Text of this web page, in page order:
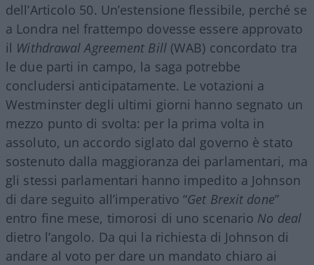
dell’Articolo 50. Un’estensione flessibile, perché se
a Londra nel frattempo dovesse essere approvato
il Withdrawal Agreement Bill(WAB) concordato tra
le due parti in campo, la saga potrebbe
concludersi anticipatamente. Le votazioni a
Westminster degli ultimi giorni hanno segnato un
mezzo punto di svolta: per la prima volta in
assoluto, un accordo siglato dal governo è stato
sostenuto dalla maggioranza dei parlamentari, ma
gli stessi parlamentari hanno impedito a Johnson
di dare seguito all’imperativo “Get Brexit done”
entro fine mese, timorosi di uno scenario No deal
dietro l’angolo. Da qui la richiesta di Johnson di
andare al voto per dare un mandato chiaro ai